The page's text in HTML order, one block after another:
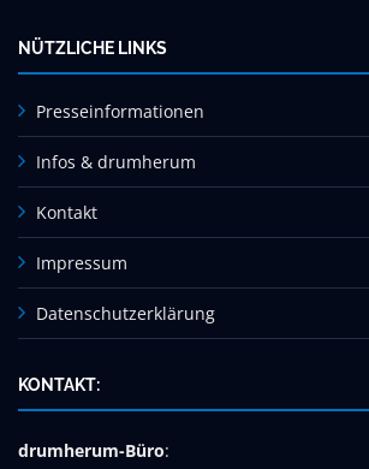
NÜTZLICHE LINKS
Presseinformationen
Infos & drumherum
Kontakt
Impressum
Datenschutzerklärung
KONTAKT:
drumherum-Büro: